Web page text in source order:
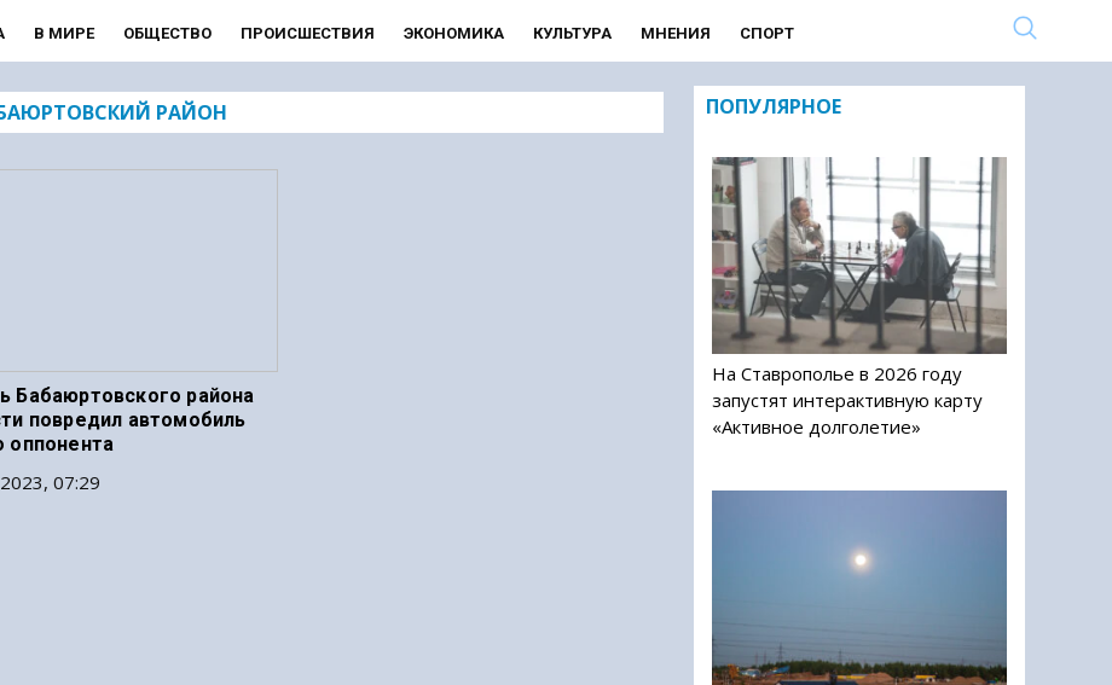
В МИРЕ ОБЩЕСТВО ПРОИСШЕСТВИЯ ЭКОНОМИКА КУЛЬТУРА МНЕНИЯ СПОРТ
РАЙОН
Бабаюртовского района
повредил автомобиль
оппонента
07:29
ПОПУЛЯРНОЕ
На Ставрополье в 2026 году
запустят интерактивную карту
«Активное долголетие»